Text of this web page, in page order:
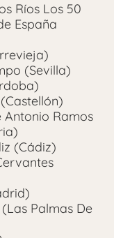
Ríos Los 50
España
(Sevilla)
Antonio Ramos
(Cádiz)
Palmas De